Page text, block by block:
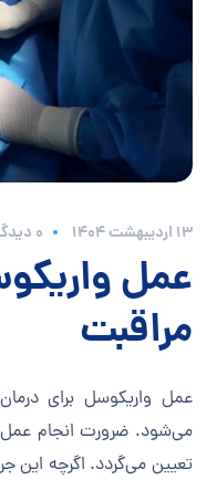
۱۳ اردیبهشت ۱۴۰۴ 0 دیدگاه
عمل
مراقبت‌
عمل واریکوسل برای
می‌شود. ضرورت انجام
تعیین می‌گردد. اگرچه این